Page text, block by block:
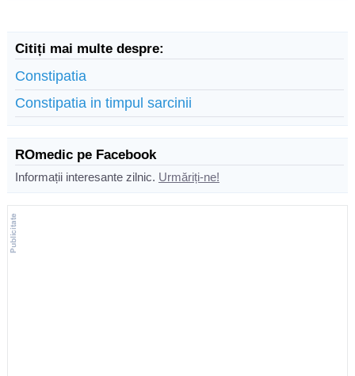
Citiți mai multe despre:
Constipatia
Constipatia in timpul sarcinii
ROmedic pe Facebook
Informații interesante zilnic. Urmăriți-ne!